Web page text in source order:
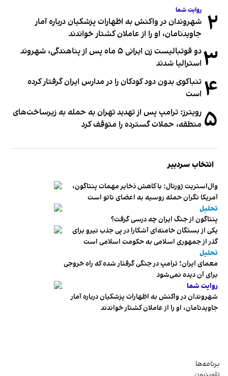
۲ روایت شما
شهروندان در واکنش به اظهارات پزشکیان درباره آمار
جاویدنامان، او را از عاملان کشتار خواندند
۳
دو فوتبالیست زن ایرانی ۵ ماه پس از پناهندگی، شهروند
استرالیا شدند
۴ تنباکوی بدون دود کودکان را در مدارس ایران گرفتار کرده
است
۵ رویترز: ترامپ پس از تهدید تهران به حمله به زیرساخت‌های
منطقه، حملات گسترده را متوقف کرد
انتخاب سردبیر
وال‌استریت ژورنال: با کاهش ذخایر مهمات پنتاگون،
آمریکا نگران حمله روسیه به اعضای ناتو‌ است
تحلیل
پنتاگون از جنگ ایران چه درسی گرفت؟
یکی از بستگان خامنه‌ای آشکارا در پی جذب نیرو برای
گذر از جمهوری اسلامی به حکومت اسلامی است
تحلیل
معمای ایران؛ ترامپ در جنگی گرفتار شده که راه خروجی
برای آن دیده نمی‌شود
روایت شما
شهروندان در واکنش به اظهارات پزشکیان درباره آمار
جاویدنامان، او را از عاملان کشتار خواندند
برنامه‌ها